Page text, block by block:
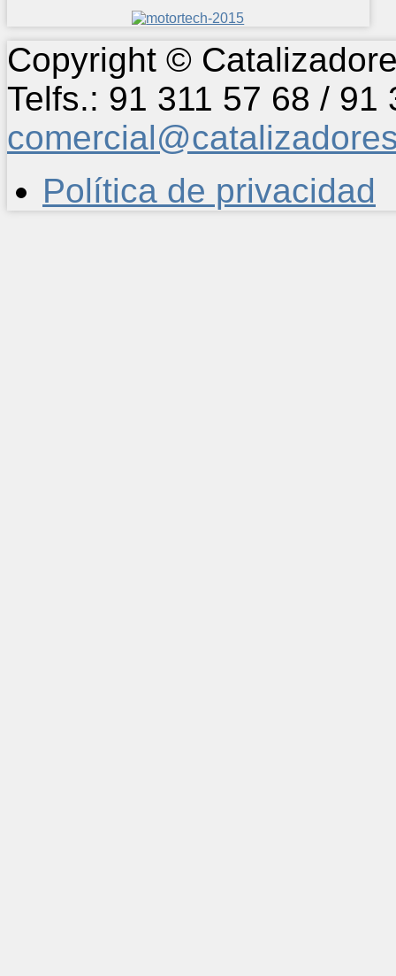
Copyright ©
Telfs.: 91 311 57 68 /
Política de privacidad